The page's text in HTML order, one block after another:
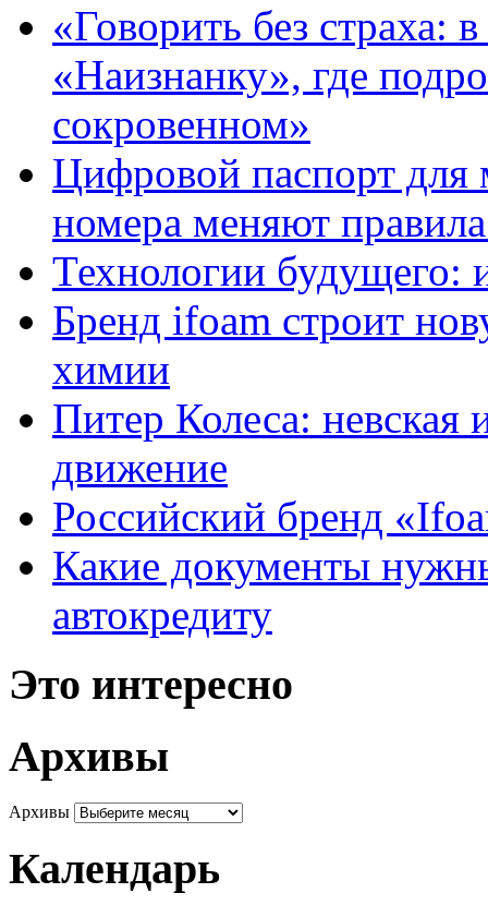
«Говорить без страха:
«Наизнанку», где
сокровенном»
Цифровой паспорт для
номера меняют
Технологии будущего:
Бренд ifoam строит
химии
Питер Колеса: невская
движение
Российский бренд
Какие документы
автокредиту
Это интересно
Архивы
Архивы
Календарь